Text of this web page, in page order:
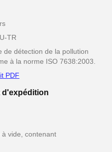
TR
de détection de la pollution
à la norme ISO 7638:2003.
PDF
d'expédition
vide, contenant